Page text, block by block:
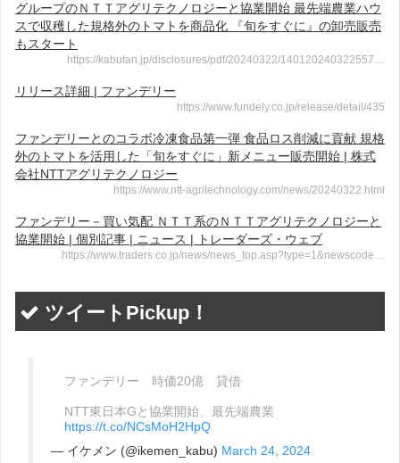
グループのＮＴＴアグリテクノロジーと協業開始 最先端農業ハウ
スで収穫した規格外のトマトを商品化 『旬をすぐに』の卸売販売
もスタート
https://kabutan.jp/disclosures/pdf/20240322/140120240322557…
リリース詳細 | ファンデリー
https://www.fundely.co.jp/release/detail/435
ファンデリーとのコラボ冷凍食品第一弾 食品ロス削減に貢献 規格
外のトマトを活用した「旬をすぐに」新メニュー販売開始 | 株式
会社NTTアグリテクノロジー
https://www.ntt-agritechnology.com/news/20240322.html
ファンデリー－買い気配 ＮＴＴ系のＮＴＴアグリテクノロジーと
協業開始 | 個別記事 | ニュース | トレーダーズ・ウェブ
https://www.traders.co.jp/news/news_top.asp?type=1&newscode…
ツイートPickup！
ファンデリー 時価20億 貸借
NTT東日本Gと協業開始、最先端農業
https://t.co/NCsMoH2HpQ
— イケメン (@ikemen_kabu) March 24, 2024